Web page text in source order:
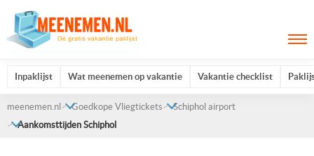
Inpaklijst Wat meenemen op vakantie Vakantie checklist
meenemen.nl Goedkope Vliegtickets
Schiphol airport
Aankomsttijden Schiphol